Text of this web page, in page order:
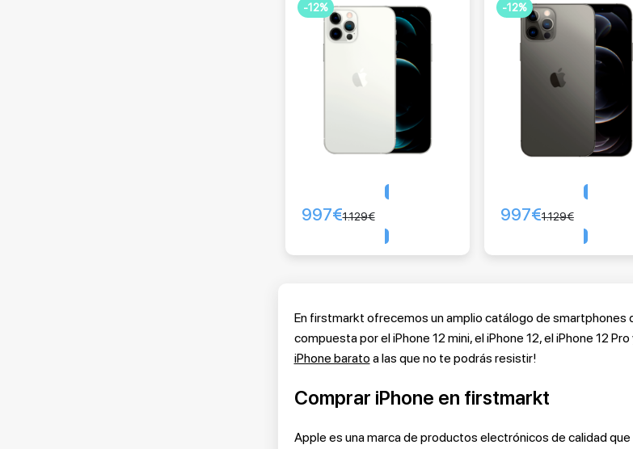
-12%
1.129€
997€
-12%
1.129€
997€
En firstmarkt ofrecemos un amplio catálogo de smartphones
compuesta por el iPhone 12 mini, el iPhone 12, el iPhone 12
iPhone barato a las que no te podrás resistir!
Comprar iPhone en firstmarkt
Apple es una marca de productos electrónicos de calidad